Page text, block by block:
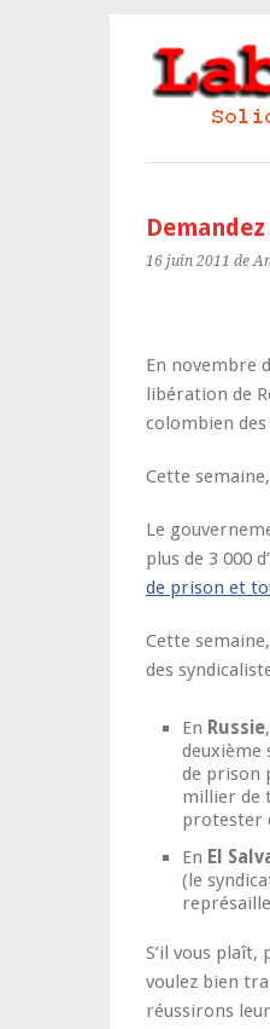
16 juin 2011 de
En novembre
libération de
colombien
Cette
Le
plus de 3 000
de prison et
Cette
des
En Russie,
deuxième
de prison
millier de
protester
En El
(le
S’il vous
voulez bien
réussirons